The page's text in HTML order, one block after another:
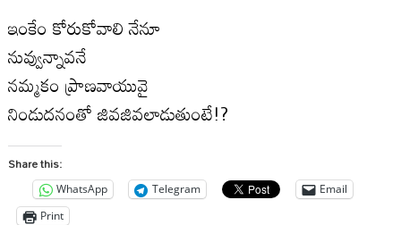
ఇంకేం కోరుకోవాలి నేనూ
నువ్వున్నావనే
నమ్మకం ప్రాణవాయువై
నిండుదనంతో జివజివలాడుతుంటే!?
Share this:
WhatsApp Telegram
Email
Print